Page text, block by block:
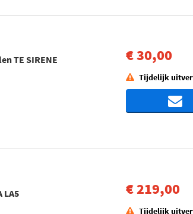
TE SIRENE € 30,00
Tijdelijk
LA5 € 219,00
Tijdelijk